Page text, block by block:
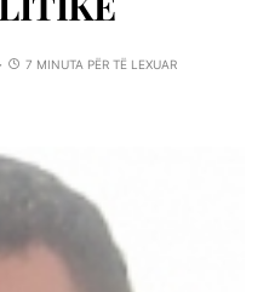
7 MINUTA PËR TË LEXUAR